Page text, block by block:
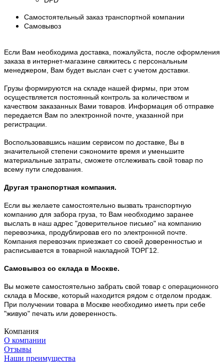
Самостоятельный заказ транспортной компании
Самовывоз
Если Вам необходима доставка, пожалуйста, после оформления
заказа в интернет-магазине свяжитесь с персональным
менеджером, Вам будет выслан счет с учетом доставки.
Грузы формируются на складе нашей фирмы, при этом
осуществляется постоянный контроль за количеством и
качеством заказанных Вами товаров. Информация об отправке
передается Вам по электронной почте, указанной при
регистрации.
Воспользовавшись нашим сервисом по доставке, Вы в
значительной степени сэкономите время и уменьшите
материальные затраты, сможете отслеживать свой товар по
всему пути следования.
Другая транспортная компания.
Если вы желаете самостоятельно вызвать транспортную
компанию для забора груза, то Вам необходимо заранее
выслать в наш адрес "доверительное письмо" на компанию
перевозчика, продублировав его по электронной почте.
Компания перевозчик приезжает со своей доверенностью и
расписывается в товарной накладной ТОРГ12.
Самовывоз со склада в Москве.
Вы можете самостоятельно забрать свой товар с операционного
склада в Москве, который находится рядом с отделом продаж.
При получении товара в Москве необходимо иметь при себе
"живую" печать или доверенность.
Компания
О компании
Отзывы
Наши преимущества